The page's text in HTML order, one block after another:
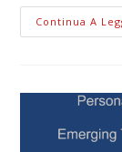
Continua A